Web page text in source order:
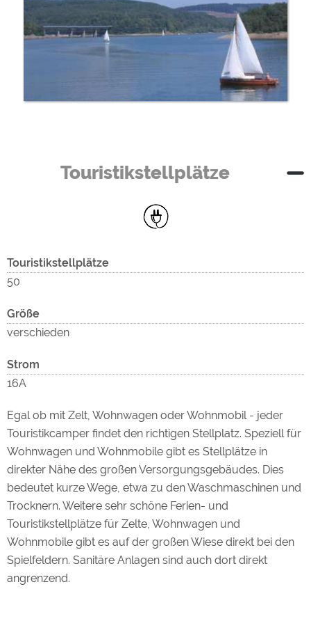
Touristikstellplätze
Touristikstellplätze
50
Größe
verschieden
Strom
16A
Egal ob mit Zelt, Wohnwagen oder Wohnmobil - jeder
Touristikcamper findet den richtigen Stellplatz. Speziell für
Wohnwagen und Wohnmobile gibt es Stellplätze in
direkter Nähe des großen Versorgungsgebäudes. Dies
bedeutet kurze Wege, etwa zu den Waschmaschinen und
Trocknern. Weitere sehr schöne Ferien- und
Touristikstellplätze für Zelte, Wohnwagen und
Wohnmobile gibt es auf der großen Wiese direkt bei den
Spielfeldern. Sanitäre Anlagen sind auch dort direkt
angrenzend.